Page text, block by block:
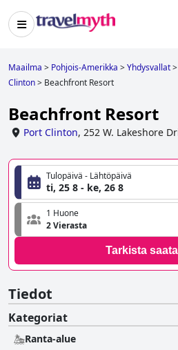
Maailma > Pohjois-Amerikka >Yhdysvallat>
Clinton> Beachfront Resort
Beachfront Resort
Port Clinton, 252 W. Lakeshore
Tulopäivä - Lähtöpäivä
ti, 25 8 - ke, 26 8
1 Huone
2 Vierasta
Tarkista
Tiedot
Kategoriat
Ranta-alue